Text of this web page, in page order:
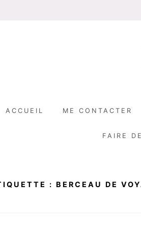
ACCUEIL ME CONTACTER
FAIRE
: BERCEAU DE